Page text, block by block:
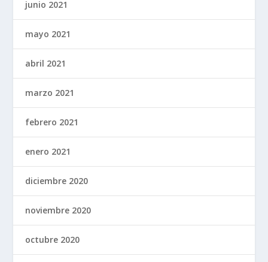
junio 2021
mayo 2021
abril 2021
marzo 2021
febrero 2021
enero 2021
diciembre 2020
noviembre 2020
octubre 2020